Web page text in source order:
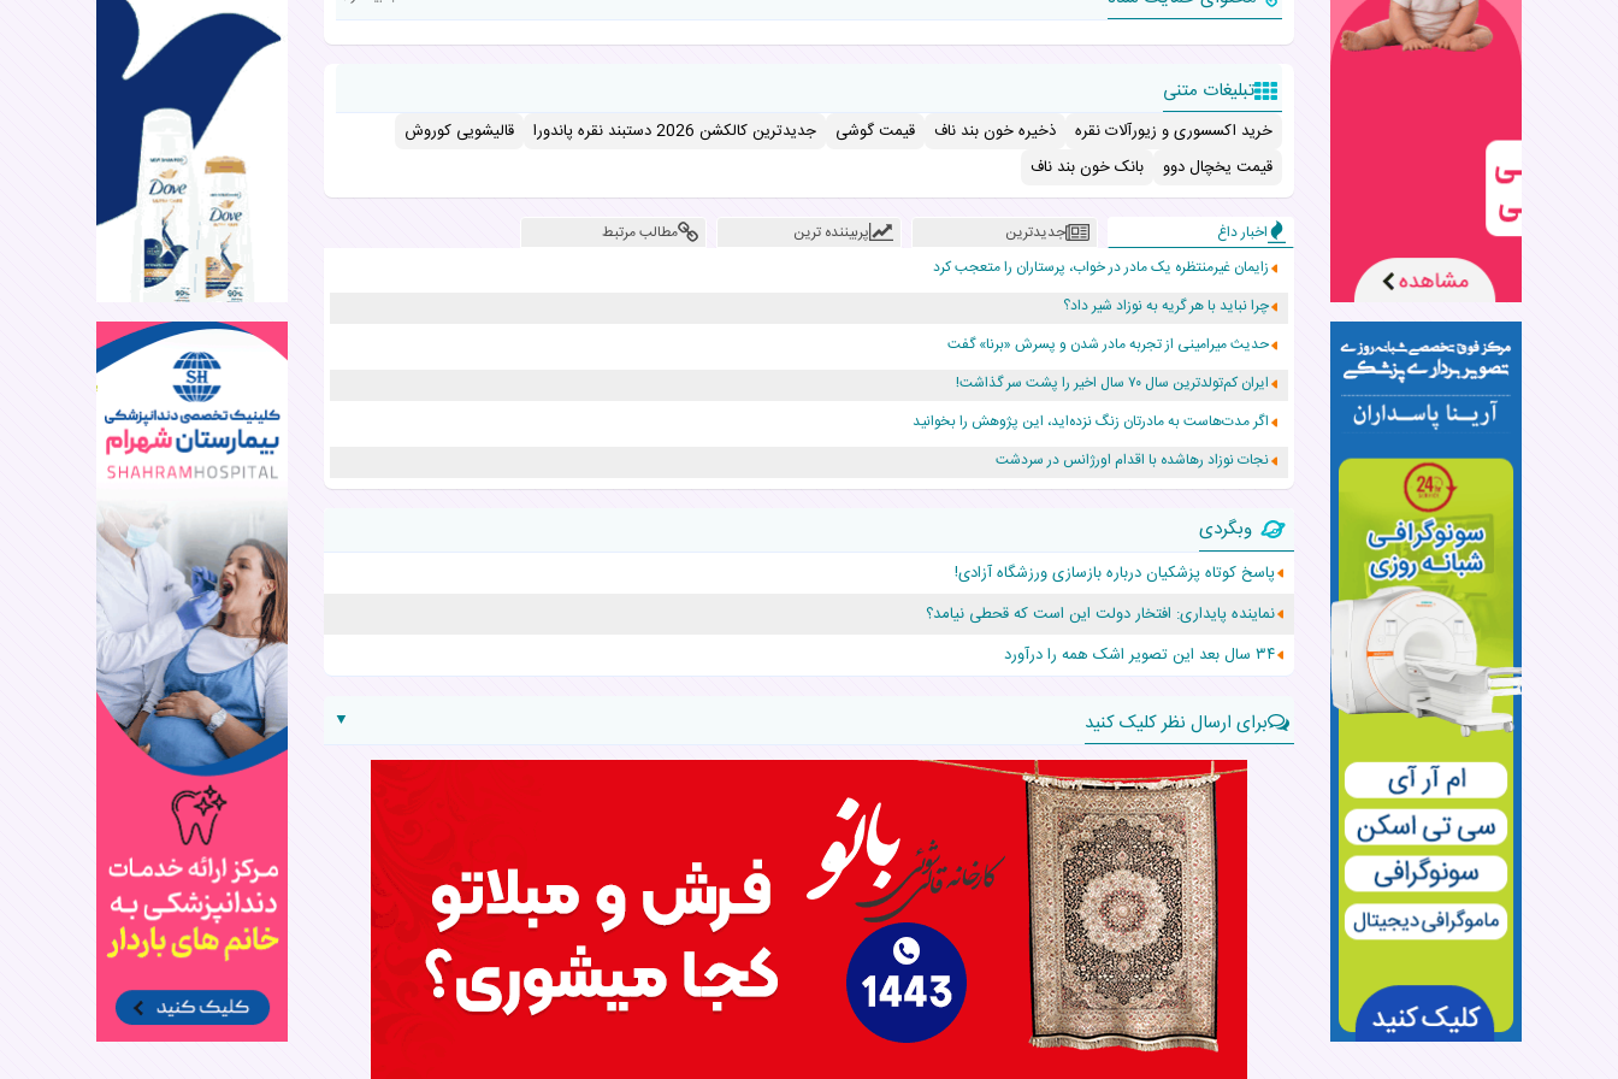
تبلیغات متنی
خرید اکسسوری و زیورآلات نقره ذخیره خون بند ناف قیمت گوشی جدیدترین کالکشن 2026 دستبند نقره پاندورا
قالیشویی کوروش
قیمت یخچال دوو
بانک خون بند ناف
اخبار داغ جدیدترین پربیننده ترین
مطالب مرتبط
زایمان غیرمنتظره یک مادر در خواب، پرستاران را متعجب کرد
چرا نباید با هر گریه به نوزاد شیر داد؟
حدیث میرامینی از تجربه مادر شدن و پسرش «برنا» گفت
ایران کم‌تولدترین سال ۷۰ سال اخیر را پشت سر گذاشت!
اگر مدت‌هاست به مادرتان زنگ نزده‌اید، این پژوهش را بخوانید
نجات نوزاد رهاشده با اقدام اورژانس در سردشت
۵۵۹ نوزاد در پرو با نام «هالند» به دنیا آمدند!
زن ۲۴ ساله پس از درمان سرطان رحم، مادر شد
افزایش قد این دختر، چند میلیون دلار برای پدرش خرج داشته
حرکت غیرقانونی یک پرستار، جان دوقلوها را نجات داد!
وبگردی
پاسخ کوتاه پزشکیان درباره بازسازی ورزشگاه آزادی!
نماینده پایداری: افتخار دولت این است که قحطی نیامد؟
۳۴ سال بعد این تصویر اشک همه را درآورد
برای ارسال نظر کلیک کنید ▼
قوانین ارسال نظر